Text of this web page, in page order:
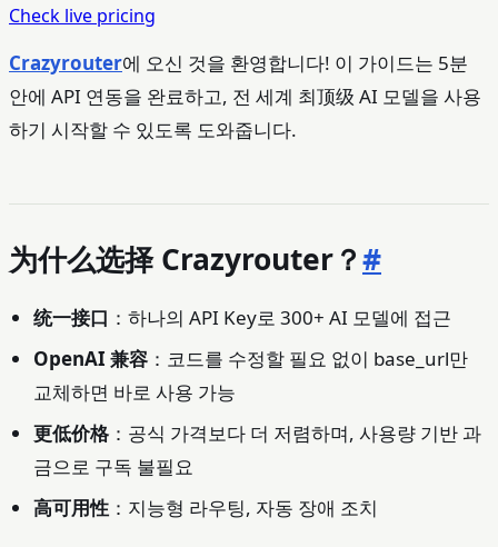
Check live pricing
Crazyrouter에 오신 것을 환영합니다! 이 가이드는 5분
안에 API 연동을 완료하고, 전 세계 최顶级 AI 모델을 사용
하기 시작할 수 있도록 도와줍니다.
为什么选择 Crazyrouter？#
统一接口 ：하나의 API Key로 300+ AI 모델에 접근
OpenAI 兼容：코드를 수정할 필요 없이 base_url만
교체하면 바로 사용 가능
更低价格：공식 가격보다 더 저렴하며, 사용량 기반 과
금으로 구독 불필요
高可用性：지능형 라우팅, 자동 장애 조치